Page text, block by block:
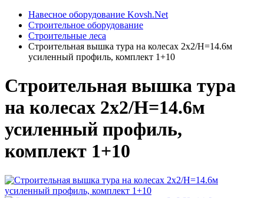
Навесное оборудование Kovsh.Net
Строительное оборудование
Строительные леса
Строительная вышка тура на колесах 2х2/Н=14.6м
усиленный профиль, комплект 1+10
Строительная вышка тура
на колесах 2х2/Н=14.6м
усиленный профиль,
комплект 1+10